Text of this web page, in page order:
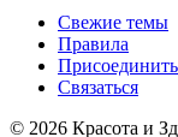
Свежие темы
Правила
Связаться
© 2026 Красота и